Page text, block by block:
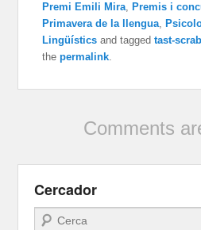
Premi Emili Mira, Premis i
Primavera de la llengua,
Lingüístics and taggedtast-
thepermalink.
Comments
Cercador
Search